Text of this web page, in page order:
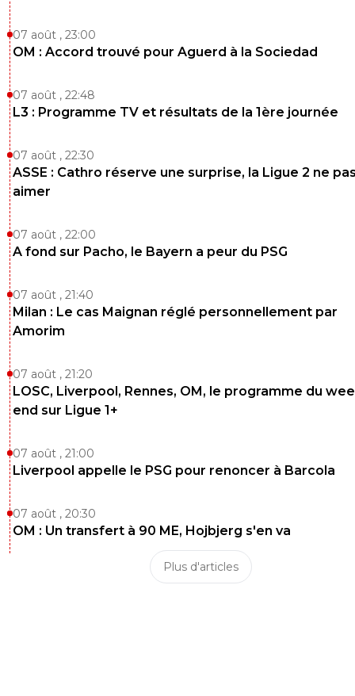
07 août , 23:00
OM : Accord trouvé pour Aguerd à la Sociedad
07 août , 22:48
L3 : Programme TV et résultats de la 1ère journée
07 août , 22:30
ASSE : Cathro réserve une surprise, la Ligue 2 ne
aimer
07 août , 22:00
A fond sur Pacho, le Bayern a peur du PSG
07 août , 21:40
Milan : Le cas Maignan réglé personnellement par
Amorim
07 août , 21:20
LOSC, Liverpool, Rennes, OM, le programme du
end sur Ligue 1+
07 août , 21:00
Liverpool appelle le PSG pour renoncer à Barcola
07 août , 20:30
OM : Un transfert à 90 ME, Hojbjerg s'en va
Plus d'articles